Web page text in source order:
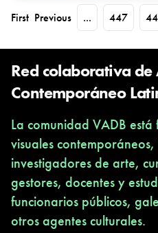
First Previous ... 447
Red colaborativa de
Contemporáneo
La comunidad VADB
visuales
investigadores de arte,
gestores, docentes y
funcionarios públicos,
otros agentes culturales.